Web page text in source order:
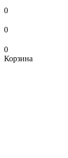
0
0
0
Корзина